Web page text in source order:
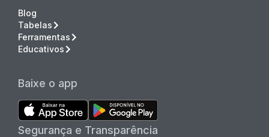
Blog
Tabelas
Ferramentas
Educativos
Baixe o app
Segurança e Transparência